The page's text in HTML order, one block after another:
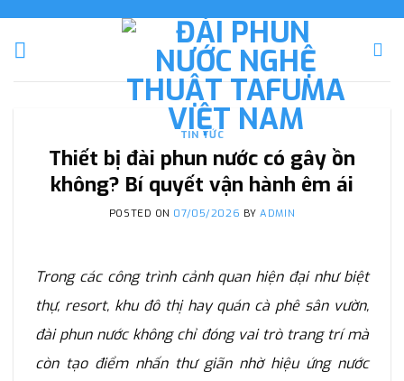
content
TIN TỨC
Thiết bị đài phun nước có gây ồn
không? Bí quyết vận hành êm ái
POSTED ON 07/05/2026 BYADMIN
Trong các công trình cảnh quan hiện đại như biệt
thự, resort, khu đô thị hay quán cà phê sân vườn,
đài phun nước không chỉ đóng vai trò trang trí mà
còn tạo điểm nhấn thư giãn nhờ hiệu ứng nước